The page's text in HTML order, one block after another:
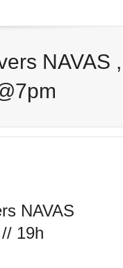
NAVAS ,
NAVAS
19h